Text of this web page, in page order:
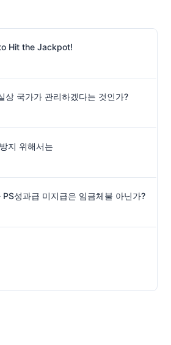
Hit the Jackpot!
상 국가가 관리하겠다는 것인가?
지 위해서는
성과급 미지급은 임금체불 아닌가?